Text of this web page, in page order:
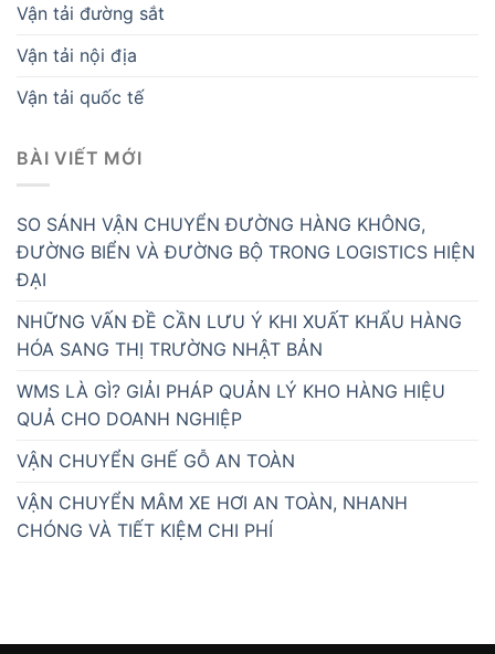
Vận tải đường sắt
Vận tải nội địa
Vận tải quốc tế
BÀI VIẾT MỚI
SO SÁNH VẬN CHUYỂN ĐƯỜNG HÀNG KHÔNG,
ĐƯỜNG BIỂN VÀ ĐƯỜNG BỘ TRONG LOGISTICS HIỆN
ĐẠI
NHỮNG VẤN ĐỀ CẦN LƯU Ý KHI XUẤT KHẨU HÀNG
HÓA SANG THỊ TRƯỜNG NHẬT BẢN
WMS LÀ GÌ? GIẢI PHÁP QUẢN LÝ KHO HÀNG HIỆU
QUẢ CHO DOANH NGHIỆP
VẬN CHUYỂN GHẾ GỖ AN TOÀN
VẬN CHUYỂN MÂM XE HƠI AN TOÀN, NHANH
CHÓNG VÀ TIẾT KIỆM CHI PHÍ